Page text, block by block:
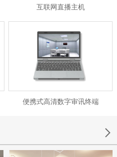
互联网直播主机
便携式高清数字审讯终端
